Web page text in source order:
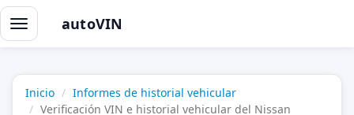
Alternar
navegación
autoVIN
Inicio
Informes de historial vehicular
Verificación VIN e historial vehicular del Nissan